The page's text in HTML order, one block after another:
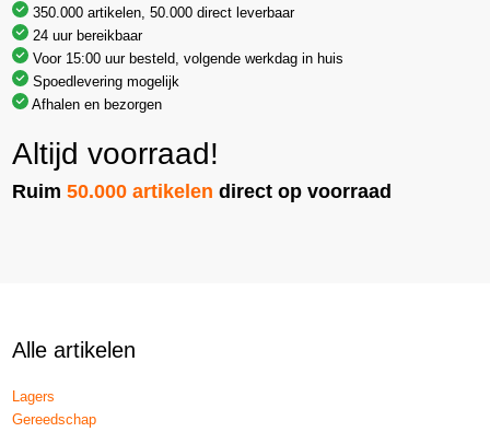
350.000 artikelen, 50.000 direct leverbaar
24 uur bereikbaar
Voor 15:00 uur besteld, volgende werkdag in huis
Spoedlevering mogelijk
Afhalen en bezorgen
Altijd voorraad!
Ruim50.000 artikelen direct op voorraad
Alle artikelen
Lagers
Gereedschap